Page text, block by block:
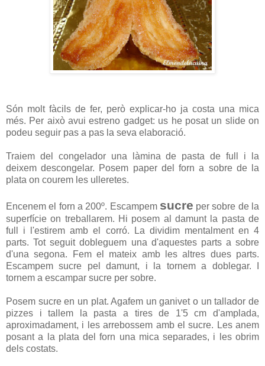
Són molt fàcils de fer, però explicar-ho ja costa una mica
més. Per això avui estreno gadget: us he posat un slide on
podeu seguir pas a pas la seva elaboració.
Traiem del congelador una làmina de pasta de full i la
deixem descongelar. Posem paper del forn a sobre de la
plata on courem les ulleretes.
Encenem el forn a 200º. Escampem sucre per sobre de la
superfície on treballarem. Hi posem al damunt la pasta de
full i l'estirem amb el corró. La dividim mentalment en 4
parts. Tot seguit dobleguem una d'aquestes parts a sobre
d'una segona. Fem el mateix amb les altres dues parts.
Escampem sucre pel damunt, i la tornem a doblegar. I
tornem a escampar sucre per sobre.
Posem sucre en un plat. Agafem un ganivet o un tallador de
pizzes i tallem la pasta a tires de 1'5 cm d'amplada,
aproximadament, i les arrebossem amb el sucre. Les anem
posant a la plata del forn una mica separades, i les obrim
dels costats.